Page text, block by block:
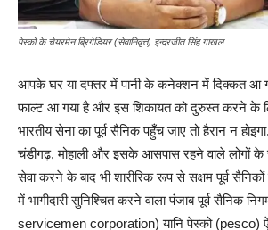
पेस्को के चेयरमेन ब्रिगेडियर (सेवानिवृत्त) इन्दरजीत सिंह गाखल.
आपके घर या दफ्तर में पानी के कनेक्शन में दिक्कत आ
फाल्ट आ गया है और इस शिकायत को दुरुस्त करने के
भारतीय सेना का पूर्व सैनिक पहुँच जाए तो हैरान न
चंडीगढ़, मोहाली और इसके आसपास रहने वाले लोगों के
सेवा करने के बाद भी शारीरिक रूप से सक्षम पूर्व
में भागीदारी सुनिश्चित करने वाला पंजाब पूर्व सैनिक
servicemen corporation) यानि पेस्को (pesco)